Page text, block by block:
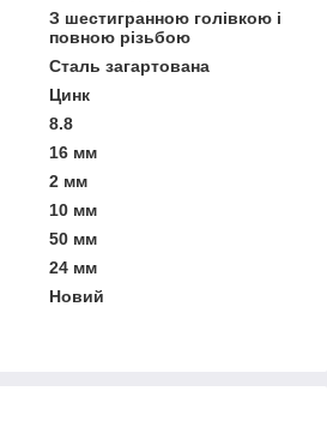
З шестигранною голівкою і
повною різьбою
Сталь загартована
Цинк
8.8
16 мм
2 мм
10 мм
50 мм
24 мм
Новий